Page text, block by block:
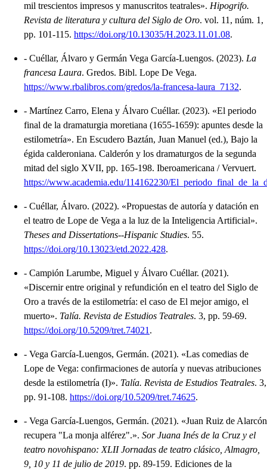
mil trescientos impresos y manuscritos teatrales». Hipogrifo.
Revista de literatura y cultura del Siglo de Oro. vol. 11, núm. 1,
pp. 101-115. https://doi.org/10.13035/H.2023.11.01.08.
- Cuéllar, Álvaro y Germán Vega García-Luengos. (2023). La
francesa Laura. Gredos. Bibl. Lope De Vega.
https://www.rbalibros.com/gredos/la-francesa-laura_7132.
- Martínez Carro, Elena y Álvaro Cuéllar. (2023). «El periodo
final de la dramaturgia moretiana (1655-1659): apuntes desde la
estilometría». En Escudero Baztán, Juan Manuel (ed.), Bajo la
égida calderoniana. Calderón y los dramaturgos de la segunda
mitad del siglo XVII, pp. 165-198. Iberoamericana / Vervuert.
https://www.academia.edu/114162230/
- Cuéllar, Álvaro. (2022). «Propuestas de autoría y datación en
el teatro de Lope de Vega a la luz de la Inteligencia Artificial».
Theses and Dissertations--Hispanic Studies. 55.
https://doi.org/10.13023/etd.2022.428.
- Campión Larumbe, Miguel y Álvaro Cuéllar. (2021).
«Discernir entre original y refundición en el teatro del Siglo de
Oro a través de la estilometría: el caso de El mejor amigo, el
muerto». Talía. Revista de Estudios Teatrales. 3, pp. 59-69.
https://doi.org/10.5209/tret.74021 .
- Vega García-Luengos, Germán. (2021). «Las comedias de
Lope de Vega: confirmaciones de autoría y nuevas atribuciones
desde la estilometría (I)». Talía. Revista de Estudios Teatrales. 3,
pp. 91-108. https://doi.org/10.5209/tret.74625.
- Vega García-Luengos, Germán. (2021). «Juan Ruiz de Alarcón
recupera "La monja alférez".». Sor Juana Inés de la Cruz y el
teatro novohispano: XLII Jornadas de teatro clásico, Almagro,
9, 10 y 11 de julio de 2019. pp. 89-159. Ediciones de la